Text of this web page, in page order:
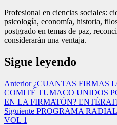
Profesional en ciencias sociales:
psicología, economía, historia,
postgrado en temas de paz,
considerarán una ventaja.
Sigue leyendo
Anterior¿CUANTAS FIRMAS
COMITÉ TUMACO UNIDOS
EN LA FIRMATÓN?
Siguiente PROGRAMA
VOL 1